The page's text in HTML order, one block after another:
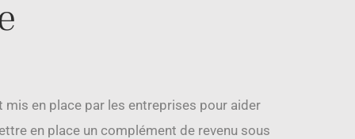
en place par les entreprises pour aider
en place un complément de revenu sous